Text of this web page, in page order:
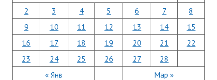
« Янв Мар »
2
3 4 5 6 7
8
9
10 11 12 13 14
15
16
17 18 19 20 21
22
23
24 25 26 27 28